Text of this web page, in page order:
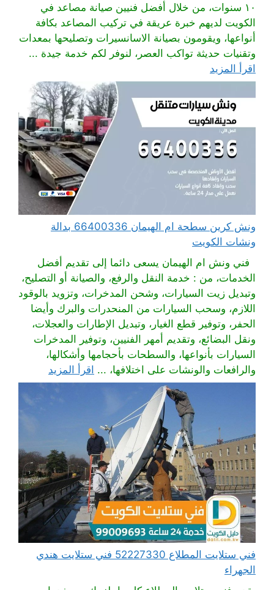
١٠ سنوات، من خلال أفضل فنيين صيانة مصاعد في
الكويت لديهم خبرة عريقة في تركيب المصاعد بكافة
أنواعها، ويقومون بصيانة الاسانسيرات وتصليحها بمعدات
وتقنيات حديثة تواكب العصر، لنوفر لكم خدمة جيدة ...
اقرأ المزيد
ونش كرين سطحة ام الهيمان 66400336 بدالة
ونشات الكويت
فني ونش ام الهيمان يسعى دائما إلى تقديم أفضل
الخدمات، من : خدمة النقل والرفع، والصيانة أو التصليح،
وتبديل زيت السيارات، وشحن المدخرات، وتزويد بالوقود
اللازم، وسحب السيارات من المنحدرات والبرك وأيضا
الحفر، وتوفير قطع الغيار، وتبديل الإطارات والعجلات،
ونقل البضائع، وتقديم أمهر الفنيين، وتوفير المدخرات
السيارات بأنواعها، والسطحات بأحجامها وأشكالها،
والرافعات والونشات على اختلافها، ... اقرأ المزيد
فني ستلايت المطلاع 52227330 فني ستلايت هندي
الجهراء